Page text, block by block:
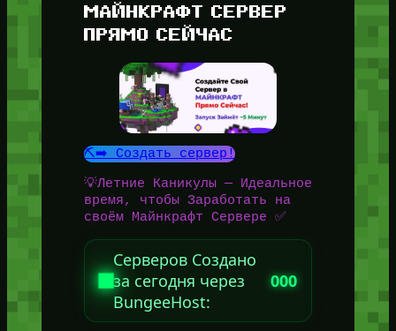
МАЙНКРАФТ СЕРВЕР
ПРЯМО СЕЙЧАС
⛏️➡️ Создать сервер!
💡Летние Каникулы — Идеальное
время, чтобы Заработать на
своём Майнкрафт Сервере ✅
Серверов Создано
за сегодня через
BungeeHost:
000